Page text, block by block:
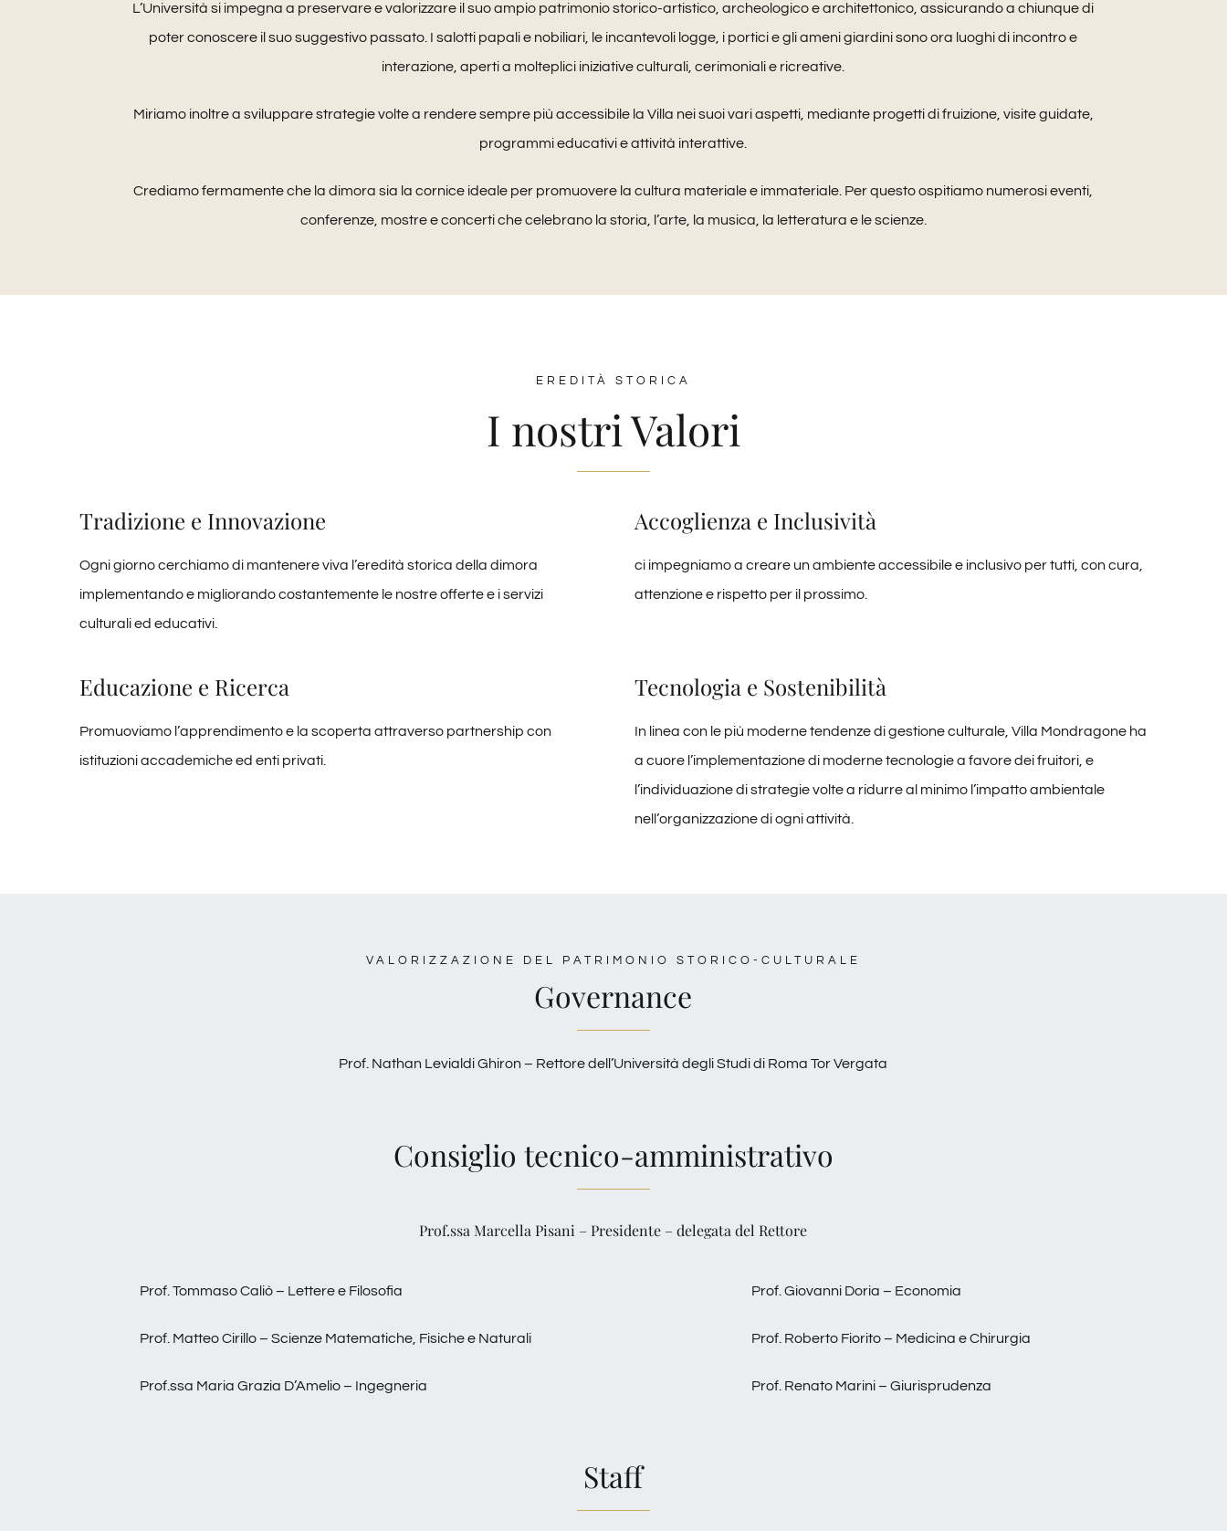
L’Università si impegna a preservare e valorizzare il suo ampio patrimonio storico-artistico, archeologico e architettonico, assicurando a chiunque di
poter conoscere il suo suggestivo passato. I salotti papali e nobiliari, le incantevoli logge, i portici e gli ameni giardini sono ora luoghi di incontro e
interazione, aperti a molteplici iniziative culturali, cerimoniali e ricreative.
Miriamo inoltre a sviluppare strategie volte a rendere sempre più accessibile la Villa nei suoi vari aspetti, mediante progetti di fruizione, visite guidate,
programmi educativi e attività interattive.
Crediamo fermamente che la dimora sia la cornice ideale per promuovere la cultura materiale e immateriale. Per questo ospitiamo numerosi eventi,
conferenze, mostre e concerti che celebrano la storia, l’arte, la musica, la letteratura e le scienze.
EREDITÀ STORICA
I nostri Valori
Tradizione e Innovazione
Ogni giorno cerchiamo di mantenere viva l’eredità storica della dimora
implementando e migliorando costantemente le nostre offerte e i servizi
culturali ed educativi.
Accoglienza e Inclusività
ci impegniamo a creare un ambiente accessibile e inclusivo per tutti, con cura,
attenzione e rispetto per il prossimo.
Educazione e Ricerca
Promuoviamo l’apprendimento e la scoperta attraverso partnership con
istituzioni accademiche ed enti privati.
Tecnologia e Sostenibilità
In linea con le più moderne tendenze di gestione culturale, Villa Mondragone ha
a cuore l’implementazione di moderne tecnologie a favore dei fruitori, e
l’individuazione di strategie volte a ridurre al minimo l’impatto ambientale
nell’organizzazione di ogni attività.
VALORIZZAZIONE DEL PATRIMONIO STORICO-CULTURALE
Governance
Prof. Nathan Levialdi Ghiron – Rettore dell’Università degli Studi di Roma Tor Vergata
Consiglio tecnico-amministrativo
Prof.ssa Marcella Pisani – Presidente – delegata del Rettore
Prof. Tommaso Caliò – Lettere e Filosofia
Prof. Matteo Cirillo – Scienze Matematiche, Fisiche e Naturali
Prof.ssa Maria Grazia D’Amelio – Ingegneria
Prof. Giovanni Doria – Economia
Prof. Roberto Fiorito – Medicina e Chirurgia
Prof. Renato Marini – Giurisprudenza
Staff